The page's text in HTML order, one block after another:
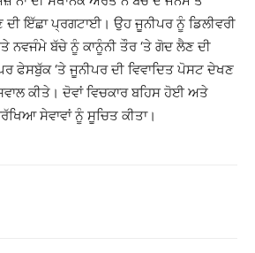
ਦੀ ਇੱਛਾ ਪ੍ਰਗਟਾਈ। ਉਹ ਜੂਨੀਪਰ ਨੂੰ ਡਿਲੀਵਰੀ
ਬੱਚੇ ਨੂੰ ਕਾਨੂੰਨੀ ਤੌਰ ‘ਤੇ ਗੋਦ ਲੈਣ ਦੀ
ਫੇਸਬੁੱਕ ‘ਤੇ ਜੂਨੀਪਰ ਦੀ ਵਿਵਾਦਿਤ ਪੋਸਟ ਦੇਖਣ
ਕੀਤੇ। ਦੋਵਾਂ ਵਿਚਕਾਰ ਬਹਿਸ ਹੋਈ ਅਤੇ
ਸੇਵਾਵਾਂ ਨੂੰ ਸੂਚਿਤ ਕੀਤਾ।